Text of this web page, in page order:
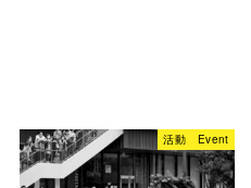
活動 Event